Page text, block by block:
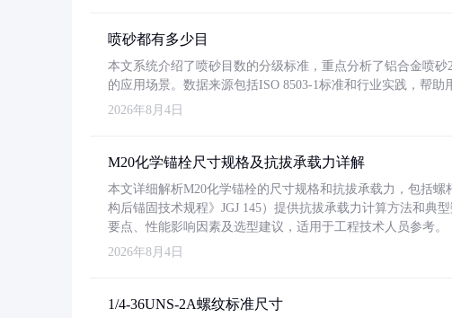
喷砂都有多少目
本文系统介绍了喷砂目数的分级标准，重点分析了铝合金喷
的应用场景。数据来源包括ISO 8503-1标准和行业实践，帮助
2026年8月4日
M20化学锚栓尺寸规格及抗拔承载力详解
本文详细解析M20化学锚栓的尺寸规格和抗拔承载力，包括
构后锚固技术规程》JGJ 145）提供抗拔承载力计算方法和典
要点、性能影响因素及选型建议，适用于工程技术人员参考。
2026年8月4日
1/4-36UNS-2A螺纹标准尺寸